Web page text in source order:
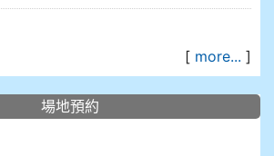
[ more... ]
場地預約